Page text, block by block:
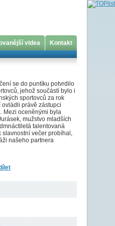
videa Kontakt
se do puntíku potvrdilo
jehož součástí bylo i
sportovců za rok
právě zástupci
Mezi oceněnými byla
mužstvo mladších
talentovaná
slavnostní večer probíhal,
našeho partnera